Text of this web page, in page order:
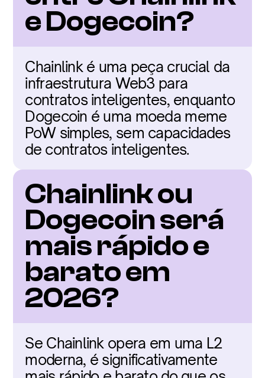
e Dogecoin?
Chainlink é uma peça crucial da
infraestrutura Web3 para
contratos inteligentes, enquanto
Dogecoin é uma moeda meme
PoW simples, sem capacidades
de contratos inteligentes.
Chainlink ou
Dogecoin será
mais rápido e
barato em
2026?
Se Chainlink opera em uma L2
moderna, é significativamente